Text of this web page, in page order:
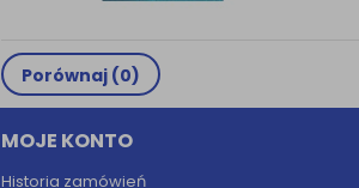
Porównaj (0)
MOJE KONTO
Historia zamówień